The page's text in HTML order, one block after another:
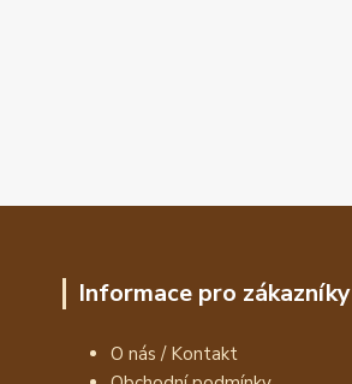
Informace pro zákazníky
O nás / Kontakt